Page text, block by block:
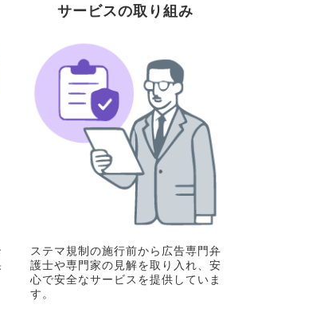
サービスの取り組み
ステマ規制の施行前から広告専門弁
護士や専門家の見解を取り入れ、安
心で安全なサービスを提供していま
す。